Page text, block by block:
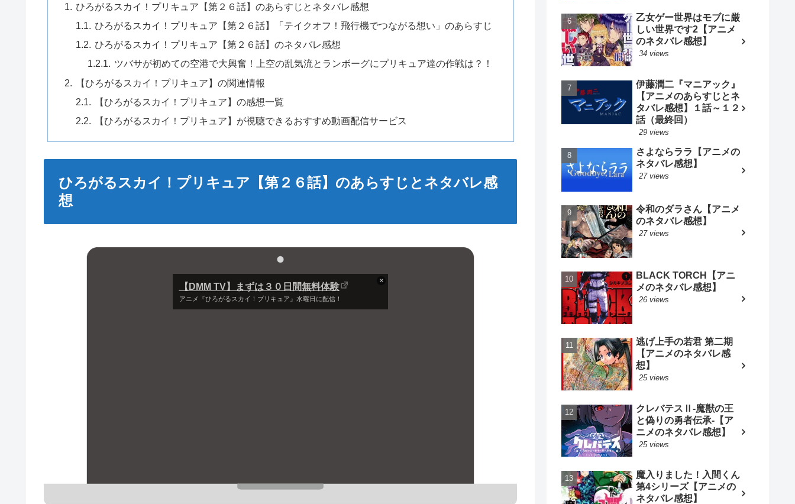
ひろがるスカイ！プリキュア【第２６話】のあらすじとネタバレ感想
ひろがるスカイ！プリキュア【第２６話】「テイクオフ！飛行機でつながる想い」のあらすじ
ひろがるスカイ！プリキュア【第２６話】のネタバレ感想
ツバサが初めての空港で大興奮！上空の乱気流とランボーグにプリキュア達の作戦は？！
【ひろがるスカイ！プリキュア】の関連情報
【ひろがるスカイ！プリキュア】の感想一覧
【ひろがるスカイ！プリキュア】が視聴できるおすすめ動画配信サービス
ひろがるスカイ！プリキュア【第２６話】のあらすじとネタバレ感
想
【DMM TV】まずは３０日間無料体験
アニメ『ひろがるスカイ！プリキュア』水曜日に配信！
乙女ゲー世界はモブに厳
しい世界です2【アニメ
のネタバレ感想】
34 views
伊藤潤二『マニアック』
【アニメのあらすじとネ
タバレ感想】１話～１２
話（最終回）
29 views
さよならララ【アニメの
ネタバレ感想】
27 views
令和のダラさん【アニメ
のネタバレ感想】
27 views
BLACK TORCH【アニ
メのネタバレ感想】
26 views
逃げ上手の若君 第二期
【アニメのネタバレ感
想】
25 views
クレバテスⅡ-魔獣の王
と偽りの勇者伝承-【ア
ニメのネタバレ感想】
25 views
魔入りました！入間くん
第4シリーズ【アニメの
ネタバレ感想】